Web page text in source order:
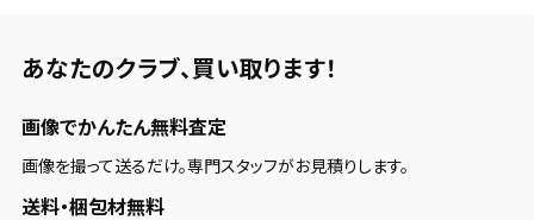
あなたのクラブ、 買い取ります！
画像でかんたん無料査定
画像を撮って送るだけ。専門スタッフがお見積りします。
送料・梱包材無料